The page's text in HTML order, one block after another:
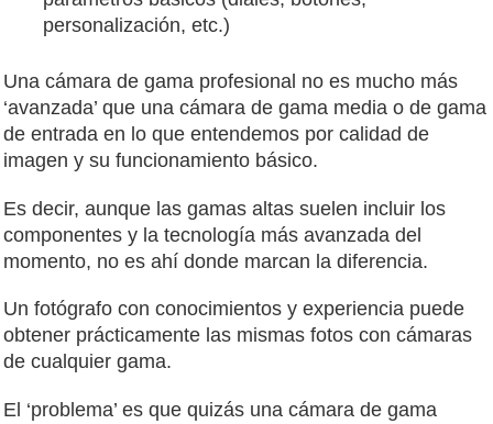
personalización, etc.)
Una cámara de gama profesional no es mucho más
‘avanzada’ que una cámara de gama media o de gama
de entrada en lo que entendemos por calidad de
imagen y su funcionamiento básico.
Es decir, aunque las gamas altas suelen incluir los
componentes y la tecnología más avanzada del
momento, no es ahí donde marcan la diferencia.
Un fotógrafo con conocimientos y experiencia puede
obtener prácticamente las mismas fotos con cámaras
de cualquier gama.
El ‘problema’ es que quizás una cámara de gama